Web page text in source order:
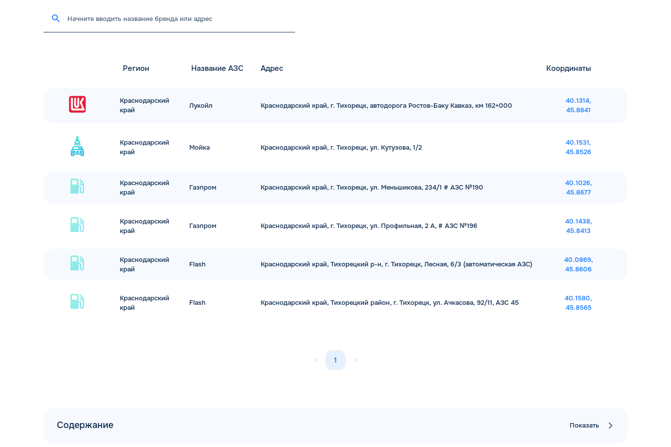
Регион Название АЗС Адрес Координаты
Краснодарский
край
Лукойл Краснодарский край, г. Тихорецк, автодорога Ростов-Баку Кавказ, км 162+000
40.1314,
45.8841
Краснодарский
край
Мойка Краснодарский край, г. Тихорецк, ул. Кутузова, 1/2
40.1531,
45.8526
Краснодарский
край
Газпром Краснодарский край, г. Тихорецк, ул. Меньшикова, 234/1 # АЗС №190
40.1026,
45.8677
Краснодарский
край
Газпром Краснодарский край, г. Тихорецк, ул. Профильная, 2 А, # АЗС №196
40.1438,
45.8413
Краснодарский
край
Flash Краснодарский край, Тихорецкий р-н, г. Тихорецк, Лесная, 6/3 (автоматическая АЗС)
40.0869,
45.8606
Краснодарский
край
Flash Краснодарский край, Тихорецкий район, г. Тихорецк, ул. Ачкасова, 92/11, АЗС 45
40.1580,
45.8565
< 1 >
Содержание Показать